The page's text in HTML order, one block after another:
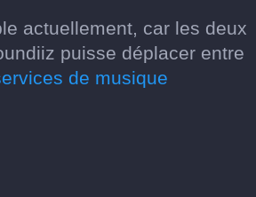
actuellement, car les deux
puisse déplacer entre
de musique